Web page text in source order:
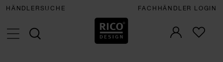
HÄNDLERSUCHE FACHHÄNDLER LOGIN